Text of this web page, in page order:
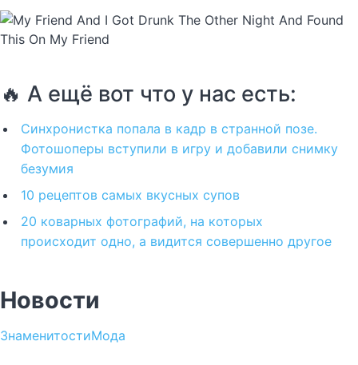
🔥 А ещё вот что у нас есть:
Синхронистка попала в кадр в странной позе.
Фотошоперы вступили в игру и добавили снимку
безумия
10 рецептов самых вкусных супов
20 коварных фотографий, на которых
происходит одно, а видится совершенно другое
Новости
ЗнаменитостиМода